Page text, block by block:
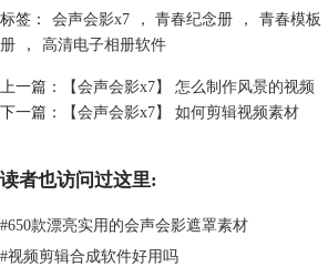
2.点击
增加覆叠轨的数量，然后确定。
3.然后在覆叠轨1上插入一张素材，把图片设置
标签： 会声会影x7 ， 青春纪念册 ， 青春模板
册
， 高清电子相册软件
上一篇：
【会声会影x7】 怎么制作风景的视频
下一篇：
【会声会影x7】 如何剪辑视频素材
读者也访问过这里:
#650款漂亮实用的会声会影遮罩素材
#视频剪辑合成软件好用吗